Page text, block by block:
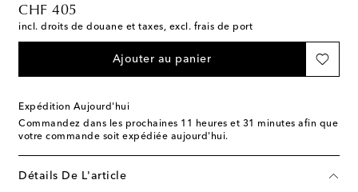
CHF 405
original price
incl. droits de douane et taxes, excl. frais de port
Ajouter au panier
Expédition Aujourd'hui
Commandez dans les prochaines 11 heures et 31 minutes afin que
votre commande soit expédiée aujourd'hui.
Détails De L'article